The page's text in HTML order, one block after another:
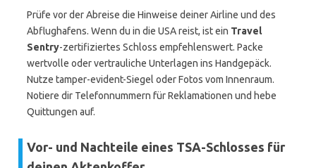
Prüfe vor der Abreise die Hinweise deiner Airline und des
Abflughafens. Wenn du in die USA reist, ist ein Travel
Sentry-zertifiziertes Schloss empfehlenswert. Packe
wertvolle oder vertrauliche Unterlagen ins Handgepäck.
Nutze tamper-evident-Siegel oder Fotos vom Innenraum.
Notiere dir Telefonnummern für Reklamationen und hebe
Quittungen auf.
Vor- und Nachteile eines TSA-Schlosses für